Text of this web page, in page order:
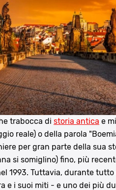
trabocca di storia antica e
reale) o della parola
per gran parte della sua
si somiglino) fino, più
1993. Tuttavia, durante
e i suoi miti - e uno dei più